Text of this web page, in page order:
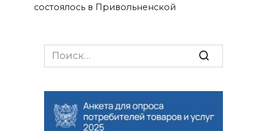
состоялось в Привольненской
Search
for: